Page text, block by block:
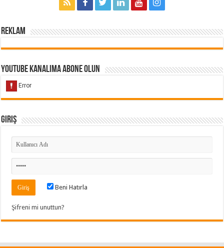
Reklam
Youtube Kanalıma Abone Olun
Giriş
Beni Hatırla
Şifreni mi unuttun?